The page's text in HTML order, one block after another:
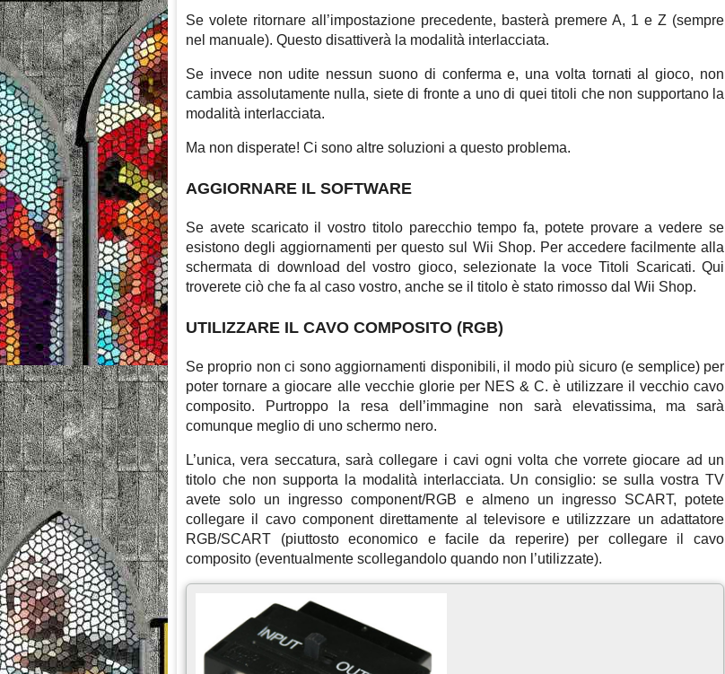
Se volete ritornare all’impostazione precedente, basterà premere A, 1 e Z (sempre
nel manuale). Questo disattiverà la modalità interlacciata.
Se invece non udite nessun suono di conferma e, una volta tornati al gioco, non
cambia assolutamente nulla, siete di fronte a uno di quei titoli che non supportano la
modalità interlacciata.
Ma non disperate! Ci sono altre soluzioni a questo problema.
AGGIORNARE IL SOFTWARE
Se avete scaricato il vostro titolo parecchio tempo fa, potete provare a vedere se
esistono degli aggiornamenti per questo sul Wii Shop. Per accedere facilmente alla
schermata di download del vostro gioco, selezionate la voce Titoli Scaricati. Qui
troverete ciò che fa al caso vostro, anche se il titolo è stato rimosso dal Wii Shop.
UTILIZZARE IL CAVO COMPOSITO (RGB)
Se proprio non ci sono aggiornamenti disponibili, il modo più sicuro (e semplice) per
poter tornare a giocare alle vecchie glorie per NES & C. è utilizzare il vecchio cavo
composito. Purtroppo la resa dell’immagine non sarà elevatissima, ma sarà
comunque meglio di uno schermo nero.
L’unica, vera seccatura, sarà collegare i cavi ogni volta che vorrete giocare ad un
titolo che non supporta la modalità interlacciata. Un consiglio: se sulla vostra TV
avete solo un ingresso component/RGB e almeno un ingresso SCART, potete
collegare il cavo component direttamente al televisore e utilizzzare un adattatore
RGB/SCART (piuttosto economico e facile da reperire) per collegare il cavo
composito (eventualmente scollegandolo quando non l’utilizzate).